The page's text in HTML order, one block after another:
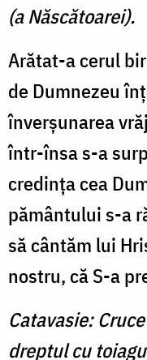
(a Născătoarei).
Arătat-a cerul
de Dumnezeu
înverşunarea
într-însa s-a
credinţa cea
pământului s-a
să cântăm lui
nostru, că S-a
Catavasie:
dreptul cu